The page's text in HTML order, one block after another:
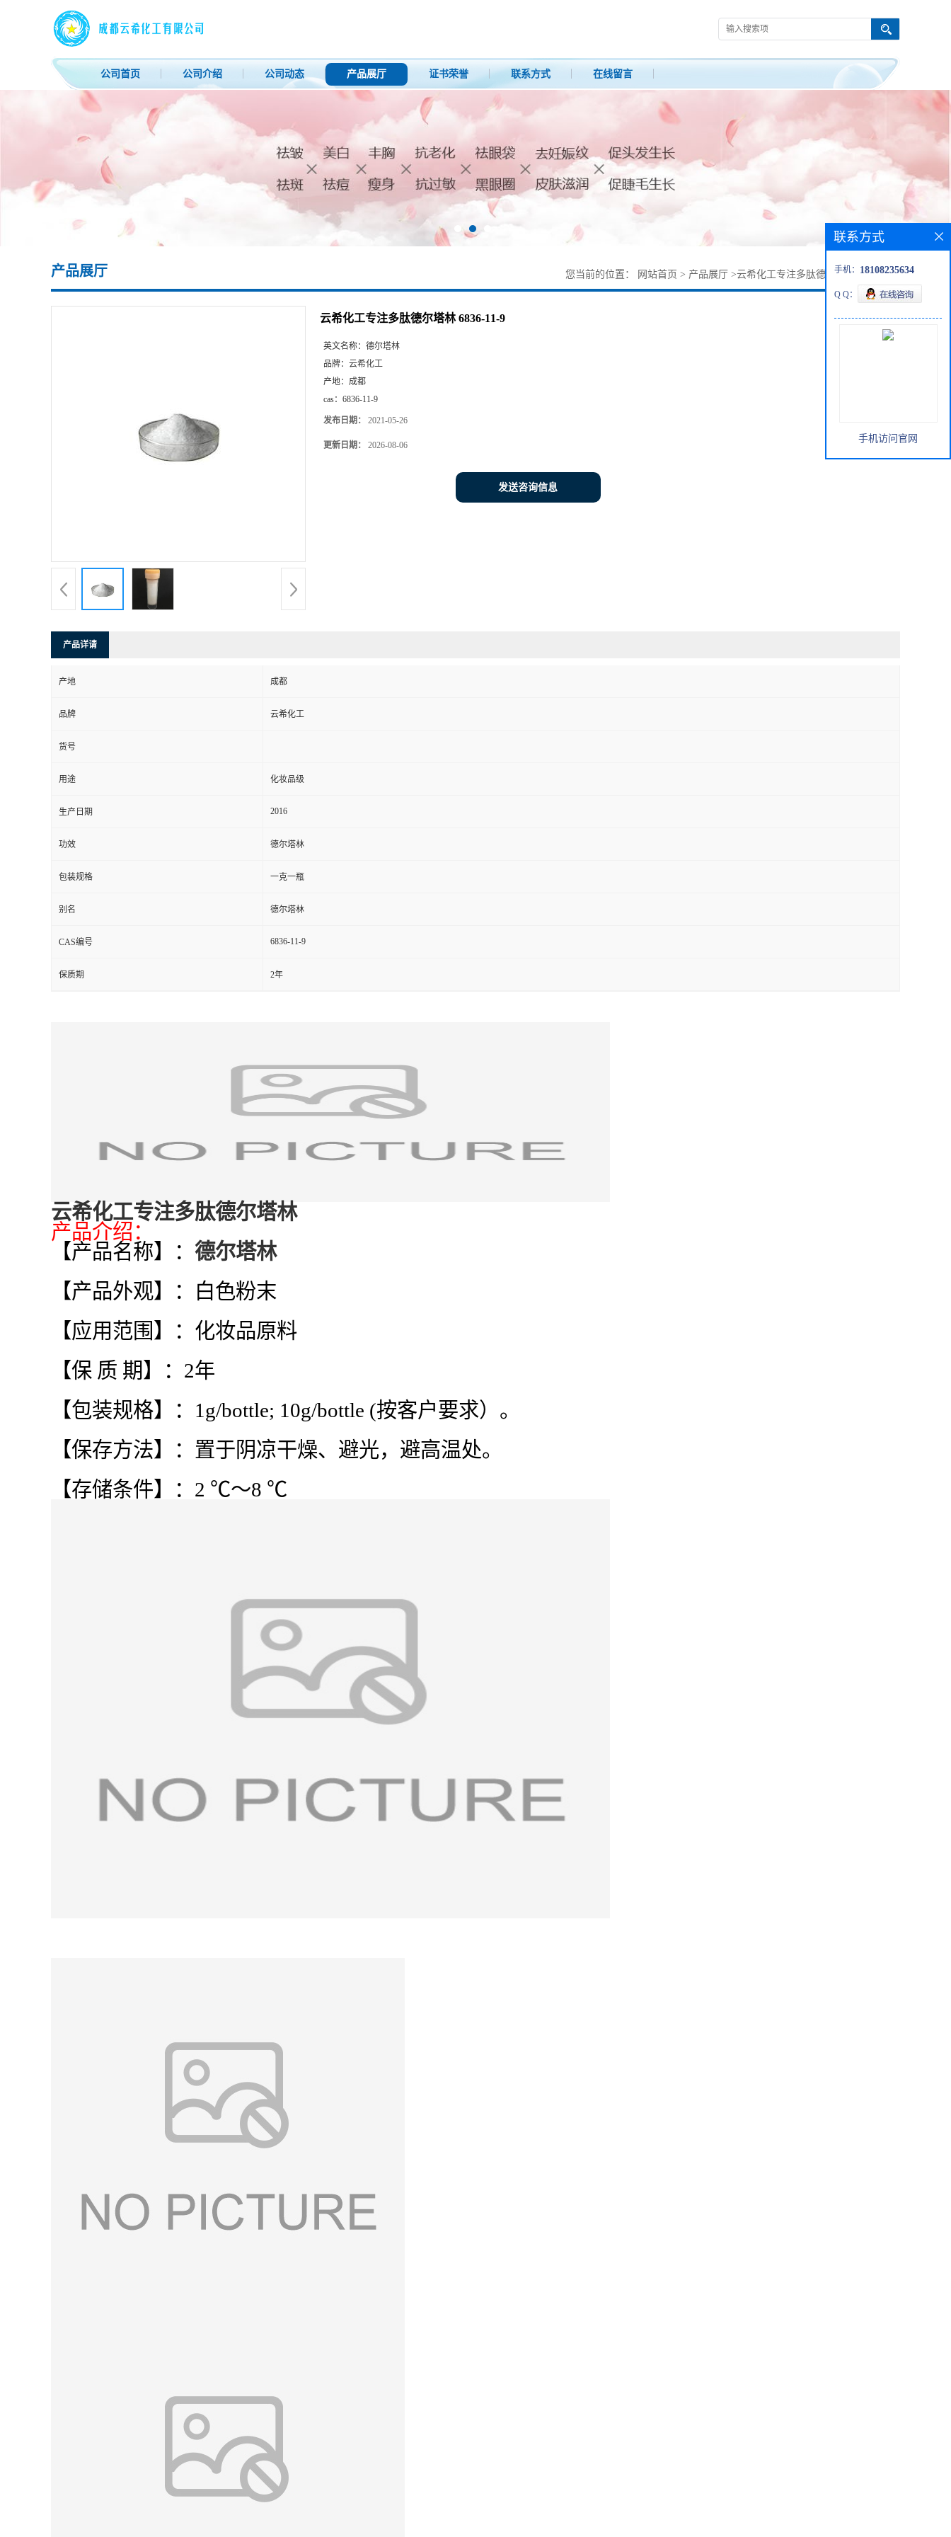
公司首页 公司介绍 公司动态 产品展厅 证书荣誉 联系方式 在线留言
产品展厅 您当前的位置： 网站首页 > 产品展厅 >云希化工专注多肽德尔塔林 6836-11-9
云希化工专注多肽德尔塔林 6836-11-9
英文名称： 德尔塔林
品牌： 云希化工
产地： 成都
cas： 6836-11-9
发布日期： 2021-05-26
更新日期： 2026-08-06
发送咨询信息
产品详请
产地 成都
品牌 云希化工
货号
用途 化妆品级
生产日期 2016
功效 德尔塔林
包装规格 一克一瓶
别名 德尔塔林
CAS编号 6836-11-9
保质期 2年
云希化工专注多肽德尔塔林
产品介绍：
【产品名称】： 德尔塔林
【产品外观】：白色粉末
【应用范围】：化妆品原料
【保 质 期】：2年
【包装规格】：1g/bottle; 10g/bottle (按客户要求）。
【保存方法】：置于阴凉干燥、避光，避高温处。
【存储条件】：2 ℃～8 ℃
联系方式
手机： 18108235634
Q Q：
手机访问官网